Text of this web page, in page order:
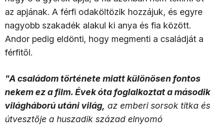
az apjának. A férfi odaköltözik hozzájuk, és egyre
nagyobb szakadék alakul ki anya és fia között.
Andor pedig eldönti, hogy megmenti a családját a
férfitől.
"A családom története miatt különösen fontos
nekem ez a film. Évek óta foglalkoztat a második
világháború utáni világ, az emberi sorsok titka és
útvesztője a huszadik század elnyomó